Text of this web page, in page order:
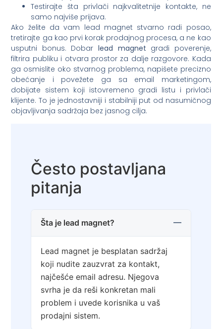
Testirajte šta privlači najkvalitetnije kontakte, ne
samo najviše prijava.
Ako želite da vam lead magnet stvarno radi posao,
tretirajte ga kao prvi korak prodajnog procesa, a ne kao
usputni bonus. Dobar lead magnet gradi poverenje,
filtrira publiku i otvara prostor za dalje razgovore. Kada
ga osmislite oko stvarnog problema, napišete precizno
obećanje i povežete ga sa email marketingom,
dobijate sistem koji istovremeno gradi listu i privlači
klijente. To je jednostavniji i stabilniji put od nasumičnog
objavljivanja sadržaja bez jasnog cilja.
Često postavljana
pitanja
Šta je lead magnet?
Lead magnet je besplatan sadržaj
koji nudite zauzvrat za kontakt,
najčešće email adresu. Njegova
svrha je da reši konkretan mali
problem i uvede korisnika u vaš
prodajni sistem.